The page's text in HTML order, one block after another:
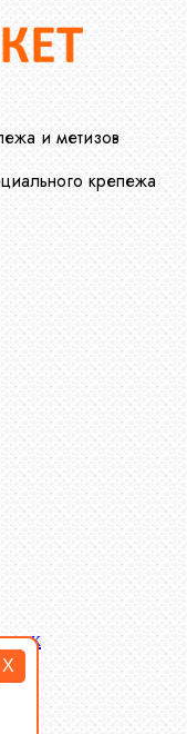
X
и метизов
крепежа